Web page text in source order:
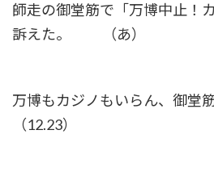
師走の御堂筋で「万博中止！
訴えた。 （あ）
万博もカジノもいらん、御堂
（12.23）